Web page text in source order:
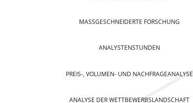
MASSGESCHNEIDERTE FORSCHUNG
ANALYSTENSTUNDEN
PREIS-, VOLUMEN- UND NACHFRAGEANALYSE
ANALYSE DER WETTBEWERBSLANDSCHAFT